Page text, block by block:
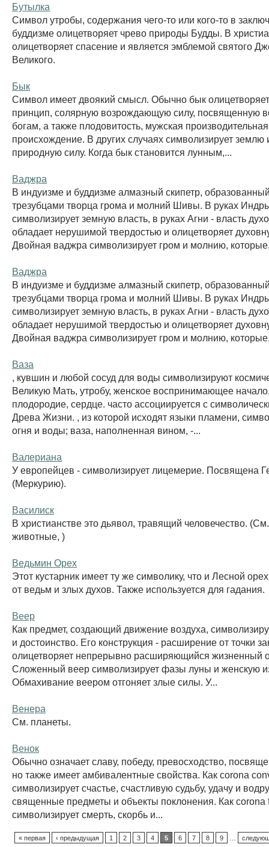
Бутылка
Символ утробы, содержания чего-то или кого-то в
буддизме олицетворяет чрево природы Будды. В
олицетворяет спасение и является эмблемой святого
Великого.
Бык
Символ имеет двоякий смысл. Обычно бык
принцип, солярную возрождающую силу, посвященную
богам, а также плодовитость, мужская
происхождение. В других случаях символизирует землю
природную силу. Когда бык становится лунным,...
Ваджра
В индуизме и буддизме алмазный скипетр,
трезубцами творца грома и молний Шивы. В руках
символизирует земную власть, в руках Агни - власть
обладает нерушимой твердостью и олицетворяет
Двойная ваджра символизирует гром и молнию,
Ваджра
В индуизме и буддизме алмазный скипетр,
трезубцами творца грома и молний Шивы. В руках
символизирует земную власть, в руках Агни - власть
обладает нерушимой твердостью и олицетворяет
Двойная ваджра символизирует гром и молнию,
Ваза
, кувшин и любой сосуд для воды символизируют
Великую Мать, утробу, женское воспринимающее
плодородие, сердце. часто ассоциируется с
Древа Жизни. , из которой исходят языки пламени,
огня и воды; ваза, наполненная вином, -...
Валериана
У европейцев - символизирует лицемерие. Посвящена
(Меркурию).
Василиск
В христианстве это дьявол, травящий человечество.
животные, )
Ведьмин Орех
Этот кустарник имеет ту же символику, что и Лесной
от ведьм и злых духов. Также используется для гадания.
Веер
Как предмет, создающий движение воздуха,
и достоинство. Его конструкция - расширение от точки
олицетворяет непрерывно расширяющийся жизненный
Сложенный веер символизирует фазы луны и женскую
Обмахивание веером отгоняет злые силы. У...
Венера
См. планеты.
Венок
Обычно означает славу, победу, превосходство,
но также имеет амбивалентные свойства. Как corona
символизирует счастье, счастливую судьбу, удачу и
священные предметы и объекты поклонения. Как corona
символизирует смерть, скорбь и...
« первая ‹ предыдущая 1 2 3 4 5 6 7 8 9